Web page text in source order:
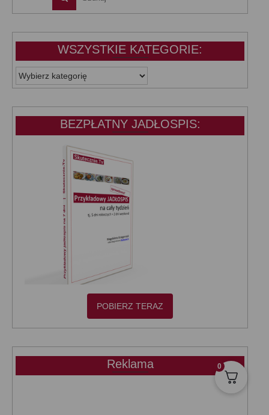
WSZYSTKIE KATEGORIE:
WSZYSTKIE
KATEGORIE:
BEZPŁATNY JADŁOSPIS:
POBIERZ TERAZ
Reklama 0